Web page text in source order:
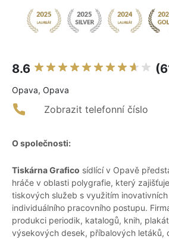
8.6
Opava, Opava
Zobrazit telefonní číslo
O společnosti:
Tiskárna Grafico sídlící v Opavě
hráče v oblasti polygrafie, který
tiskových služeb s využitím
individuálního pracovního postupu.
produkci periodik, katalogů, knih,
výsekových desek, příbalových letáků,